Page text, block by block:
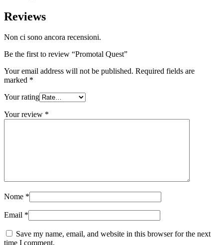
Reviews
Non ci sono ancora recensioni.
Be the first to review “Promotal Quest”
Your email address will not be published. Required fields are
marked *
Your rating
Your review *
Nome *
Email *
Save my name, email, and website in this browser for the next
time I comment.